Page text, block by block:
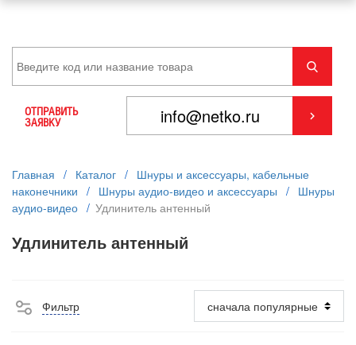
ОТПРАВИТЬ
ЗАЯВКУ
Главная / Каталог / Шнуры и аксессуары, кабельные
наконечники / Шнуры аудио-видео и аксессуары / Шнуры
аудио-видео / Удлинитель антенный
Удлинитель антенный
Фильтр